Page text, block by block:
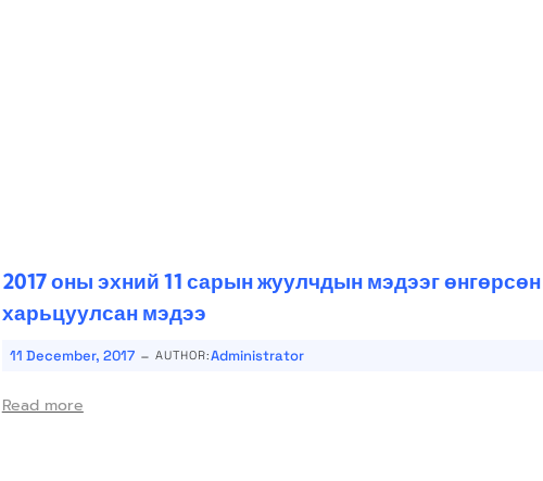
2017 оны эхний 11 сарын жуулчдын мэдээг
харьцуулсан мэдээ
11 December, 2017 - AUTHOR:Administrator
Read more